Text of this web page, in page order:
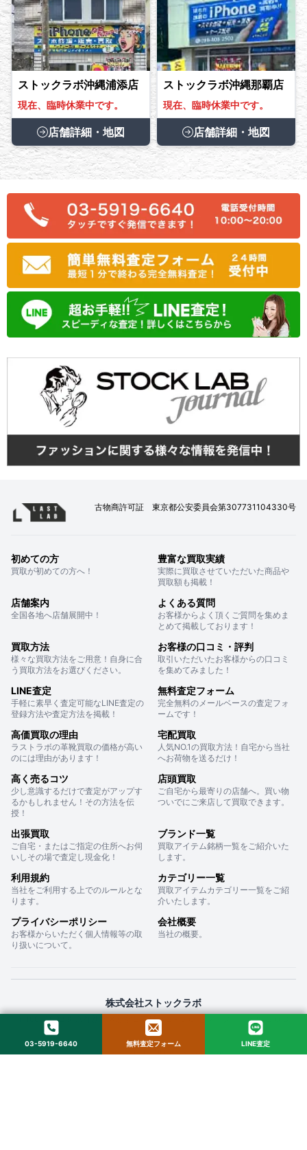
ストックラボ沖縄浦添店
現在、臨時休業中です。
店舗詳細・地図
ストックラボ沖縄那覇店
現在、臨時休業中です。
店舗詳細・地図
古物商許可証 東京都公安委員会第307731104330号
初めての方
買取が初めての方へ！
豊富な買取実績
実際に買取させていただいた商品や
買取額も掲載！
店舗案内
全国各地へ店舗展開中！
よくある質問
お客様からよく頂くご質問を集めま
とめて掲載しております！
買取方法
様々な買取方法をご用意！自身に合
う買取方法をお選びください。
お客様の口コミ・評判
取引いただいたお客様からの口コミ
を集めてみました！
LINE査定
手軽に素早く査定可能なLINE査定の
登録方法や査定方法を掲載！
無料査定フォーム
完全無料のメールベースの査定フォ
ームです！
高価買取の理由
ラストラボの革靴買取の価格が高い
のには理由があります！
宅配買取
人気NO.1の買取方法！自宅から当社
へお荷物を送るだけ！
高く売るコツ
少し意識するだけで査定がアップす
るかもしれません！その方法を伝
授！
店頭買取
ご自宅から最寄りの店舗へ。買い物
ついでにご来店して買取できます。
出張買取
ご自宅・またはご指定の住所へお伺
いしその場で査定し現金化！
ブランド一覧
買取アイテム銘柄一覧をご紹介いた
します。
利用規約
当社をご利用する上でのルールとな
ります。
カテゴリー一覧
買取アイテムカテゴリー一覧をご紹
介いたします。
プライバシーポリシー
お客様からいただく個人情報等の取
り扱いについて。
会社概要
当社の概要。
株式会社ストックラボ
〒160-0022 東京都新宿区新宿２丁目１２−１６ セントフォービル ２０３
© 2025 StockLab. All Rights Reserved.
03-5919-6640 無料査定フォーム LINE査定